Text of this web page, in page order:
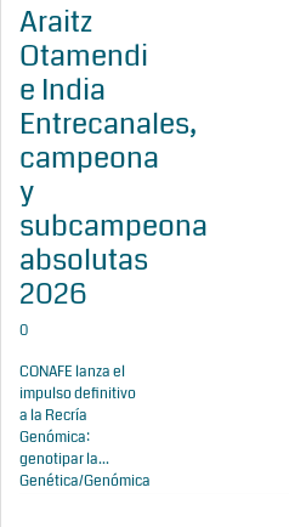
Araitz
Otamendi
e India
Entrecanales,
campeona
y
subcampeona
absolutas
2026
0
CONAFE lanza el
impulso definitivo
a la Recría
Genómica:
genotipar la...
Genética/Genómica